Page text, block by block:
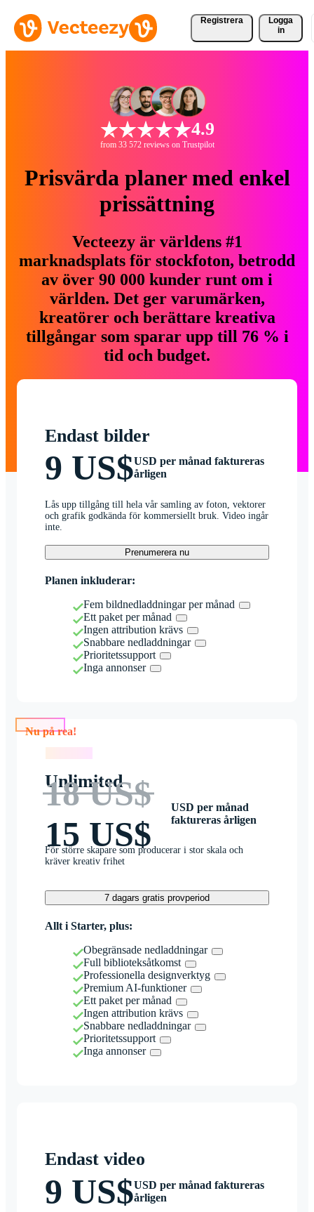
Registrera
Logga
in
4.9
from 33 572 reviews on Trustpilot
Prisvärda planer med enkel
prissättning
Vecteezy är världens #1
marknadsplats för stockfoton, betrodd
av över 90 000 kunder runt om i
världen. Det ger varumärken,
kreatörer och berättare kreativa
tillgångar som sparar upp till 76 % i
tid och budget.
Endast bilder
9 US$USD per månad faktureras
årligen
Lås upp tillgång till hela vår samling av foton, vektorer
och grafik godkända för kommersiellt bruk. Video ingår
inte.
Prenumerera nu
Planen inkluderar:
Fem bildnedladdningar per månad
Ett paket per månad
Ingen attribution krävs
Snabbare nedladdningar
Prioritetssupport
Inga annonser
Nu på rea!
Unlimited
18 US$
15 US$
USD per månad
faktureras årligen
För större skapare som producerar i stor skala och
kräver kreativ frihet
7 dagars gratis provperiod
Allt i Starter, plus:
Obegränsade nedladdningar
Full biblioteksåtkomst
Professionella designverktyg
Premium AI-funktioner
Ett paket per månad
Ingen attribution krävs
Snabbare nedladdningar
Prioritetssupport
Inga annonser
Endast video
9 US$USD per månad faktureras
årligen